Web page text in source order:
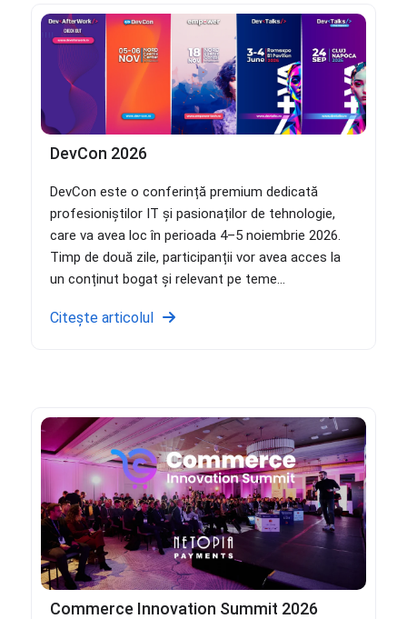
DevCon 2026
DevCon este o conferință premium dedicată
profesioniștilor IT și pasionaților de tehnologie,
care va avea loc în perioada 4–5 noiembrie 2026.
Timp de două zile, participanții vor avea acces la
un conținut bogat și relevant pe teme...
Citește articolul
Commerce Innovation Summit 2026